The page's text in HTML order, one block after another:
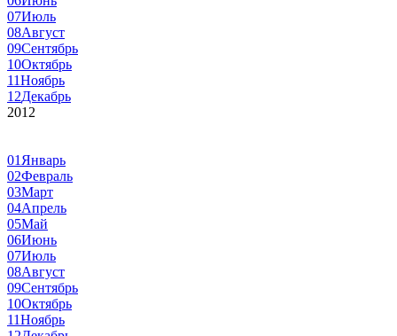
07Июль
08Август
09Сентябрь
10Октябрь
11Ноябрь
12Декабрь
2012
01 Январь
02Февраль
03Март
04Апрель
05Май
06Июнь
07Июль
08Август
09Сентябрь
10Октябрь
11Ноябрь